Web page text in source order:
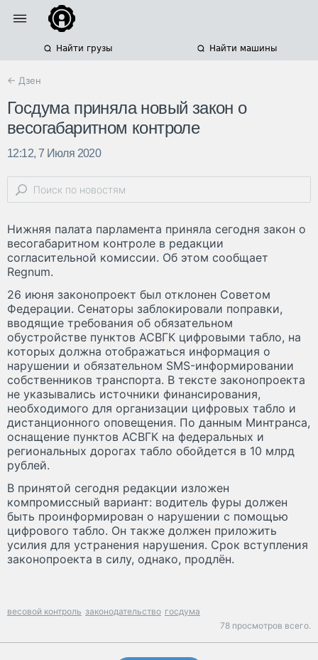
Найти грузы Найти машины
← Дзен
Госдума приняла новый закон о
весогабаритном контроле
12:12, 7 Июля 2020
Нижняя палата парламента приняла сегодня закон о
весогабаритном контроле в редакции
согласительной комиссии. Об этом сообщает
Regnum.
26 июня законопроект был отклонен Советом
Федерации. Сенаторы заблокировали поправки,
вводящие требования об обязательном
обустройстве пунктов АСВГК цифровыми табло, на
которых должна отображаться информация о
нарушении и обязательном SMS-информировании
собственников транспорта. В тексте законопроекта
не указывались источники финансирования,
необходимого для организации цифровых табло и
дистанционного оповещения. По данным Минтранса,
оснащение пунктов АСВГК на федеральных и
региональных дорогах табло обойдется в 10 млрд
рублей.
В принятой сегодня редакции изложен
компромиссный вариант: водитель фуры должен
быть проинформирован о нарушении c помощью
цифрового табло. Он также должен приложить
усилия для устранения нарушения. Срок вступления
законопроекта в силу, однако, продлён.
весовой контроль законодательство госдума
78 просмотров всего.